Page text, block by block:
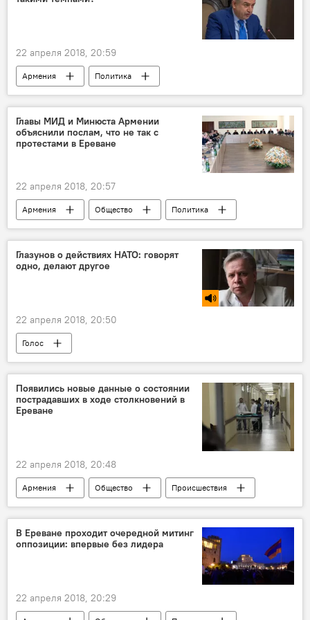
22 апреля 2018, 20:59
Армения
Политика
Карен Карапетян
акция протеста
Главы МИД и Минюста Армении
объяснили послам, что не так с
протестами в Ереване
22 апреля 2018, 20:57
Армения Общество
Политика
Эдвард Налбандян
Давид Арутюнян
Минюст
протесты
ведомство
законодательство
посол
Глазунов о действиях НАТО: говорят
одно, делают другое
22 апреля 2018, 20:50
Голос
Появились новые данные о состоянии
пострадавших в ходе столкновений в
Ереване
22 апреля 2018, 20:48
Армения Общество
Происшествия
Политика
полиция
демонстранты
пострадавшие
акция протеста
больница
столкновение
В Ереване проходит очередной митинг
оппозиции: впервые без лидера
22 апреля 2018, 20:29